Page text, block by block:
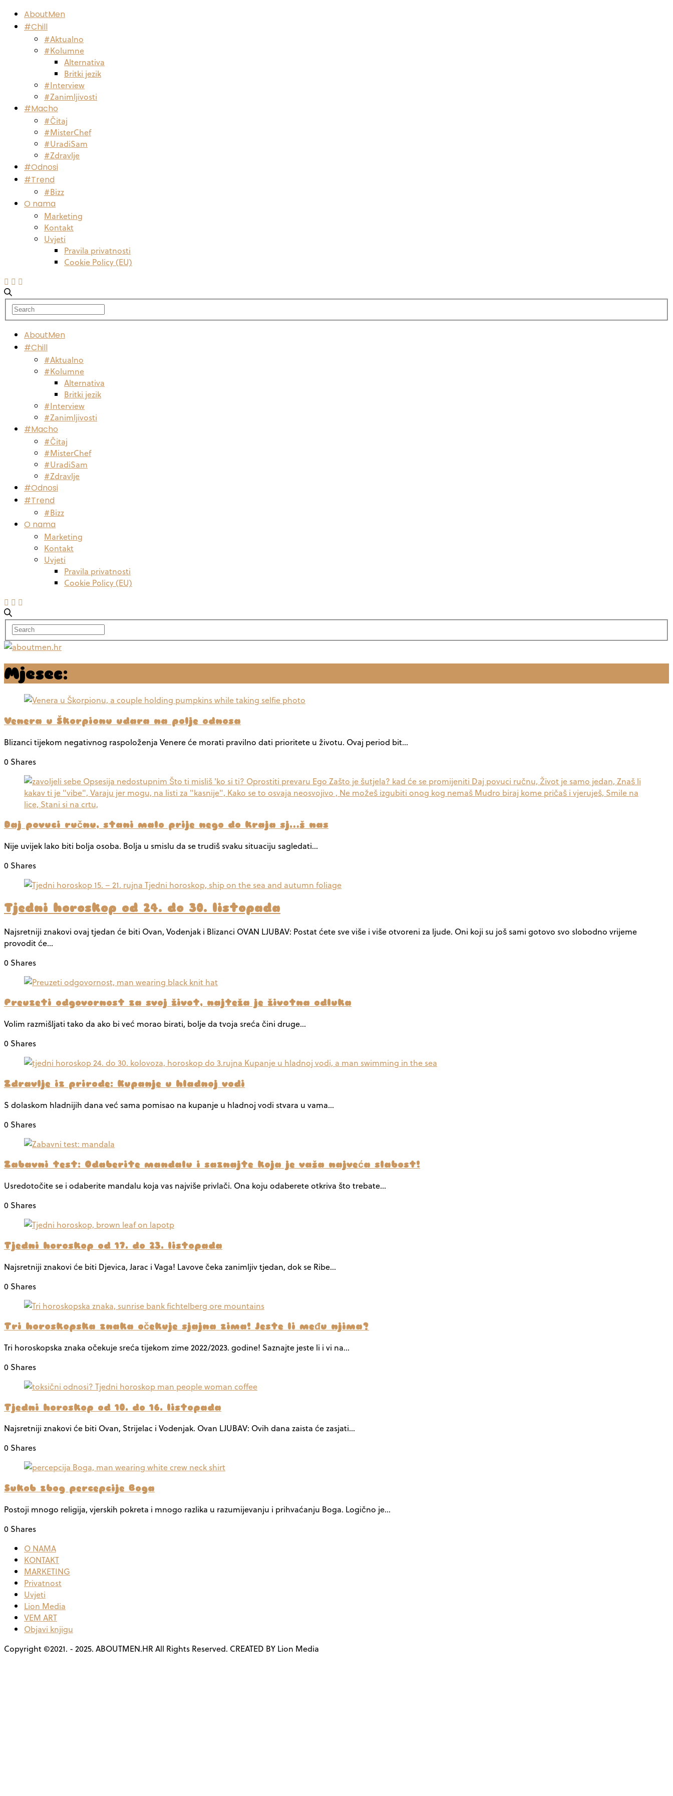
AboutMen
#Chill
#Aktualno
#Kolumne
Alternativa
Britki jezik
#Interview
#Zanimljivosti
#Macho
#Čitaj
#MisterChef
#UradiSam
#Zdravlje
#Odnosi
#Trend
#Bizz
O nama
Marketing
Kontakt
Uvjeti
Pravila privatnosti
Cookie Policy (EU)
AboutMen
#Chill
#Aktualno
#Kolumne
Alternativa
Britki jezik
#Interview
#Zanimljivosti
#Macho
#Čitaj
#MisterChef
#UradiSam
#Zdravlje
#Odnosi
#Trend
#Bizz
O nama
Marketing
Kontakt
Uvjeti
Pravila privatnosti
Cookie Policy (EU)
Mjesec:
Venera u Škorpionu udara na polje odnosa
Blizanci tijekom negativnog raspoloženja Venere će morati pravilno dati prioritete u životu. Ovaj period bit…
0 Shares
Daj povuci ručnu, stani malo prije nego do kraja sj…š nas
Nije uvijek lako biti bolja osoba. Bolja u smislu da se trudiš svaku situaciju sagledati…
0 Shares
Tjedni horoskop od 24. do 30. listopada
Najsretniji znakovi ovaj tjedan će biti Ovan, Vodenjak i Blizanci OVAN LJUBAV: Postat ćete sve više i više otvoreni za ljude. Oni koji su još sami gotovo svo slobodno vrijeme
provodit će…
0 Shares
Preuzeti odgovornost za svoj život, najteža je životna odluka
Volim razmišljati tako da ako bi već morao birati, bolje da tvoja sreća čini druge…
0 Shares
Zdravlje iz prirode: Kupanje u hladnoj vodi
S dolaskom hladnijih dana već sama pomisao na kupanje u hladnoj vodi stvara u vama…
0 Shares
Zabavni test: Odaberite mandalu i saznajte koja je vaša najveća slabost!
Usredotočite se i odaberite mandalu koja vas najviše privlači. Ona koju odaberete otkriva što trebate…
0 Shares
Tjedni horoskop od 17. do 23. listopada
Najsretniji znakovi će biti Djevica, Jarac i Vaga! Lavove čeka zanimljiv tjedan, dok se Ribe…
0 Shares
Tri horoskopska znaka očekuje sjajna zima! Jeste li među njima?
Tri horoskopska znaka očekuje sreća tijekom zime 2022/2023. godine! Saznajte jeste li i vi na…
0 Shares
Tjedni horoskop od 10. do 16. listopada
Najsretniji znakovi će biti Ovan, Strijelac i Vodenjak. Ovan LJUBAV: Ovih dana zaista će zasjati…
0 Shares
Sukob zbog percepcije Boga
Postoji mnogo religija, vjerskih pokreta i mnogo razlika u razumijevanju i prihvaćanju Boga. Logično je…
0 Shares
O NAMA
KONTAKT
MARKETING
Privatnost
Uvjeti
Lion Media
VEM ART
Objavi knjigu
Copyright ©2021. - 2025. ABOUTMEN.HR All Rights Reserved. CREATED BY Lion Media